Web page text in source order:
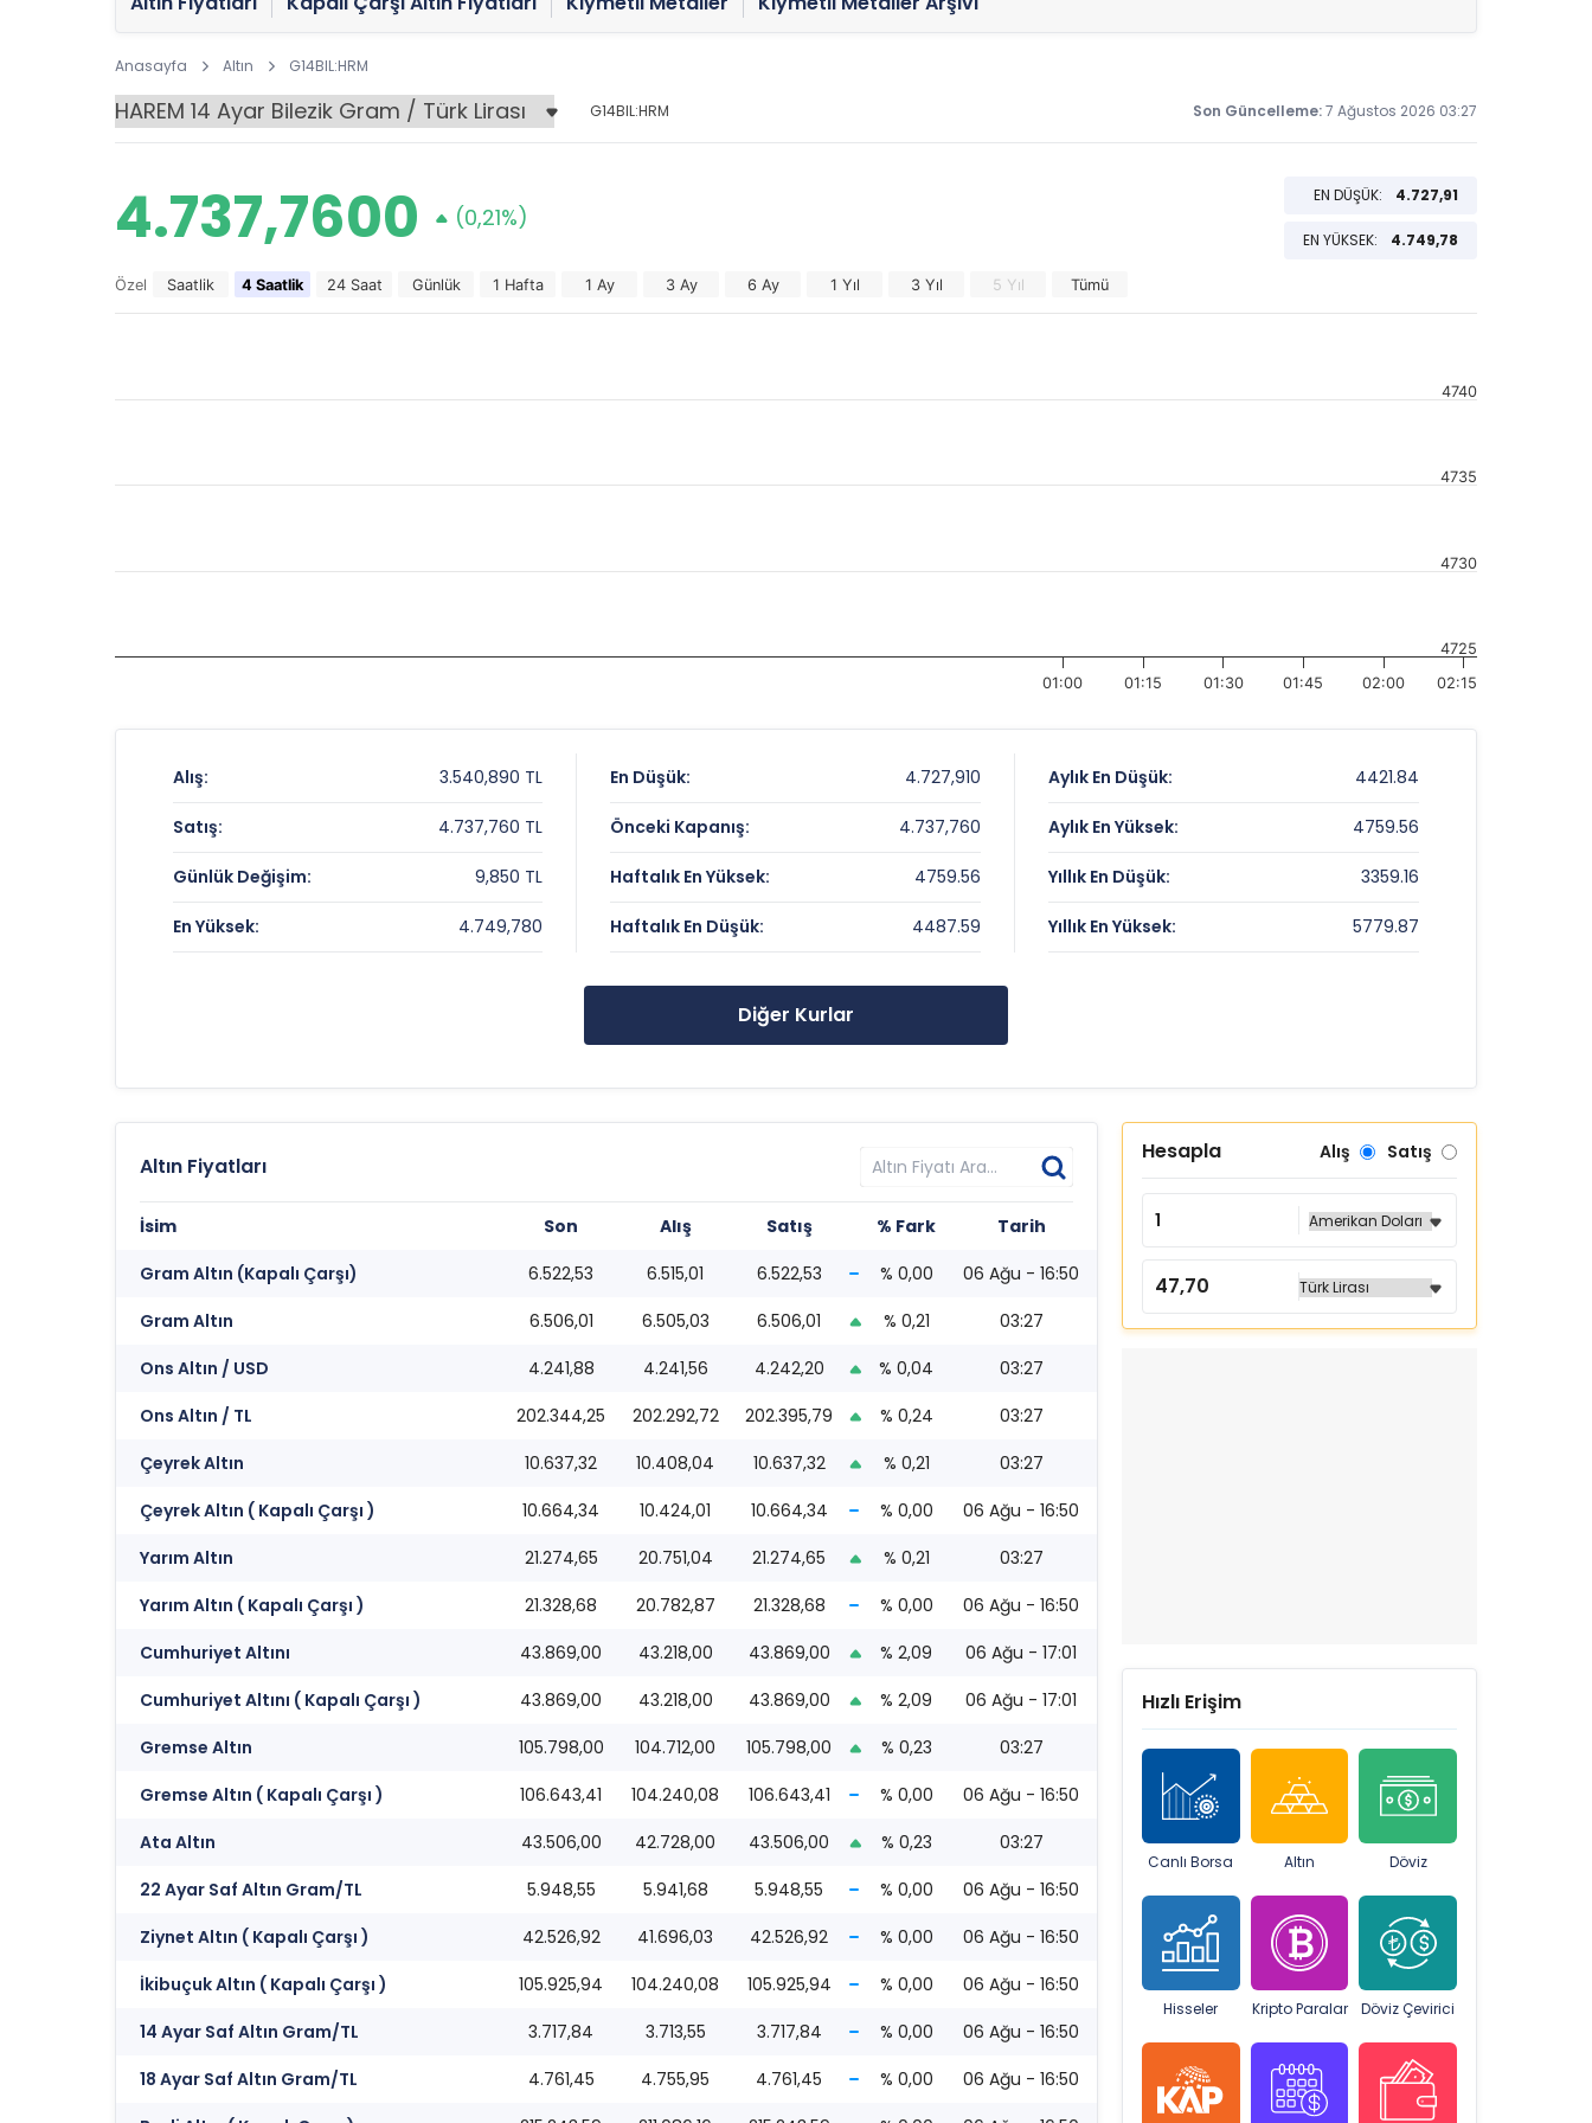
Anasayfa Altın G14BIL:HRM
G14BIL:HRM Son Güncelleme:7 Ağustos 2026 03:27
4.737,7600 (0,21%)
EN DÜŞÜK: 4.727,91
EN YÜKSEK: 4.749,78
Özel Saatlik 4 Saatlik 24 Saat Günlük 1 Hafta 1 Ay 3 Ay 6 Ay 1 Yıl 3 Yıl 5 Yıl Tümü
01:00 01:15 01:30 01:45 02:00 02:15
4725
4730
4735
4740
Alış: 3.540,890 TL
Satış: 4.737,760 TL
Günlük Değişim: 9,850 TL
En Yüksek: 4.749,780
En Düşük: 4.727,910
Önceki Kapanış: 4.737,760
Haftalık En Yüksek: 4759.56
Haftalık En Düşük: 4487.59
Aylık En Düşük: 4421.84
Aylık En Yüksek: 4759.56
Yıllık En Düşük: 3359.16
Yıllık En Yüksek: 5779.87
Diğer Kurlar
Altın Fiyatları
İsim Son Alış Satış % Fark
Tarih
Gram Altın (Kapalı Çarşı)
6.522,53 6.515,01 6.522,53 % 0,00
06 Ağu - 16:50
Gram Altın
6.506,01 6.505,03 6.506,01 % 0,21
03:27
Ons Altın / USD
4.241,88 4.241,56 4.242,20 % 0,04
03:27
Ons Altın / TL
202.344,25 202.292,72 202.395,79 % 0,24
03:27
Çeyrek Altın
10.637,32 10.408,04 10.637,32 % 0,21
03:27
Çeyrek Altın ( Kapalı Çarşı )
10.664,34 10.424,01 10.664,34 % 0,00
06 Ağu - 16:50
Yarım Altın
21.274,65 20.751,04 21.274,65 % 0,21
03:27
Yarım Altın ( Kapalı Çarşı )
21.328,68 20.782,87 21.328,68 % 0,00
06 Ağu - 16:50
Cumhuriyet Altını
43.869,00 43.218,00 43.869,00 % 2,09
06 Ağu - 17:01
Cumhuriyet Altını ( Kapalı Çarşı )
43.869,00 43.218,00 43.869,00 % 2,09
06 Ağu - 17:01
Gremse Altın
105.798,00 104.712,00 105.798,00 % 0,23
03:27
Gremse Altın ( Kapalı Çarşı )
106.643,41 104.240,08 106.643,41 % 0,00
06 Ağu - 16:50
Ata Altın
43.506,00 42.728,00 43.506,00 % 0,23
03:27
22 Ayar Saf Altın Gram/TL
5.948,55 5.941,68 5.948,55 % 0,00
06 Ağu - 16:50
Ziynet Altın ( Kapalı Çarşı )
42.526,92 41.696,03 42.526,92 % 0,00
06 Ağu - 16:50
İkibuçuk Altın ( Kapalı Çarşı )
105.925,94 104.240,08 105.925,94 % 0,00
06 Ağu - 16:50
14 Ayar Saf Altın Gram/TL
3.717,84 3.713,55 3.717,84 % 0,00
06 Ağu - 16:50
18 Ayar Saf Altın Gram/TL
4.761,45 4.755,95 4.761,45 % 0,00
06 Ağu - 16:50
Hesapla Alış Satış
Hızlı Erişim
Canlı Borsa Altın Döviz
Hisseler Kripto Paralar Döviz Çevirici